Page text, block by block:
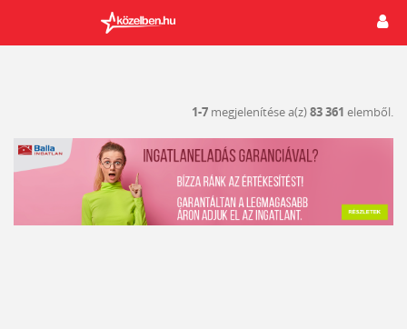
1-7 megjelenítése a(z)83 361 elemből.